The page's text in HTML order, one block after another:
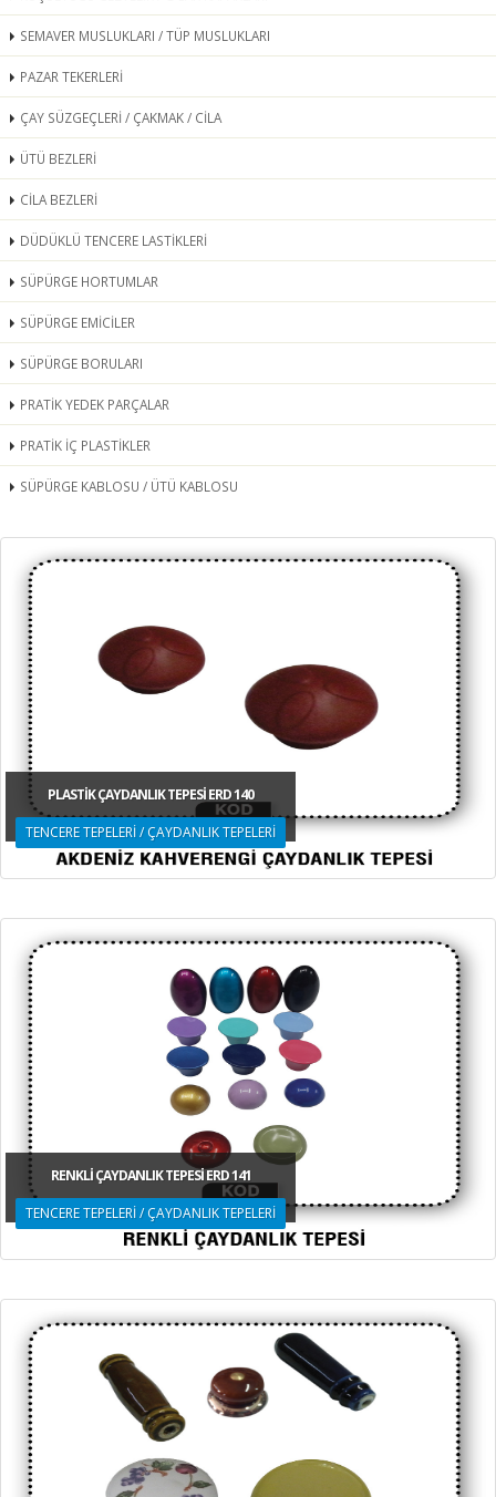
SEMAVER MUSLUKLARI / TÜP MUSLUKLARI
PAZAR TEKERLERİ
ÇAY SÜZGEÇLERİ / ÇAKMAK / CİLA
ÜTÜ BEZLERİ
CİLA BEZLERİ
DÜDÜKLÜ TENCERE LASTİKLERİ
SÜPÜRGE HORTUMLAR
SÜPÜRGE EMİCİLER
SÜPÜRGE BORULARI
PRATİK YEDEK PARÇALAR
PRATİK İÇ PLASTİKLER
SÜPÜRGE KABLOSU / ÜTÜ KABLOSU
BEZ TORBA ÇEMBERLERİ VE SÜRGÜLÜ
DÜDÜKLÜ SİBOPLAR VE SANDALYE TEKERLERİ
HEPA FİLTRELER
SÜPÜRGE MOTORLARI
SÜPÜRGE TOZ TORBALARI
PLASTİK ÇAYDANLIK TEPESİ ERD 140
TENCERE TEPELERİ / ÇAYDANLIK TEPELERİ
RENKLİ ÇAYDANLIK TEPESİ ERD 141
TENCERE TEPELERİ / ÇAYDANLIK TEPELERİ